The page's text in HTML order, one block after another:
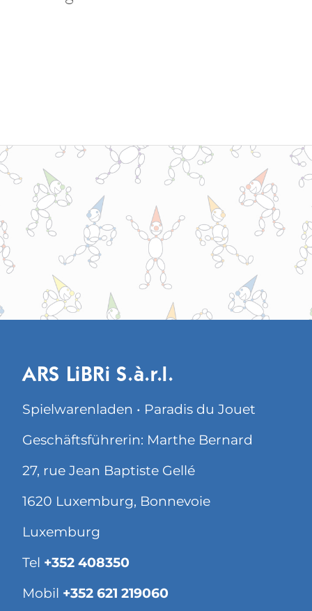
ARS LiBRi S.à.r.l.
Spielwarenladen • Paradis du Jouet
Geschäftsführerin: Marthe Bernard
27, rue Jean Baptiste Gellé
1620 Luxemburg, Bonnevoie
Luxemburg
Tel +352 408350
Mobil +352 621 219060